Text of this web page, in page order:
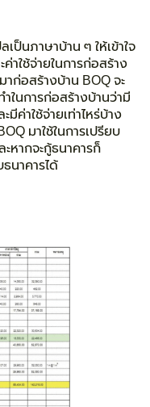
เป็นภาษาบ้าน ๆ ให้เข้าใจ
าใช้จ่ายในการก่อสร้าง
าก่อสร้างบ้าน BOQ จะ
ในการก่อสร้างบ้านว่ามี
มีค่าใช้จ่ายเท่าไหร่บ้าง
มาใช้ในการเปรียบ
ะหากจะกู้ธนาคารก็
นาคารได้